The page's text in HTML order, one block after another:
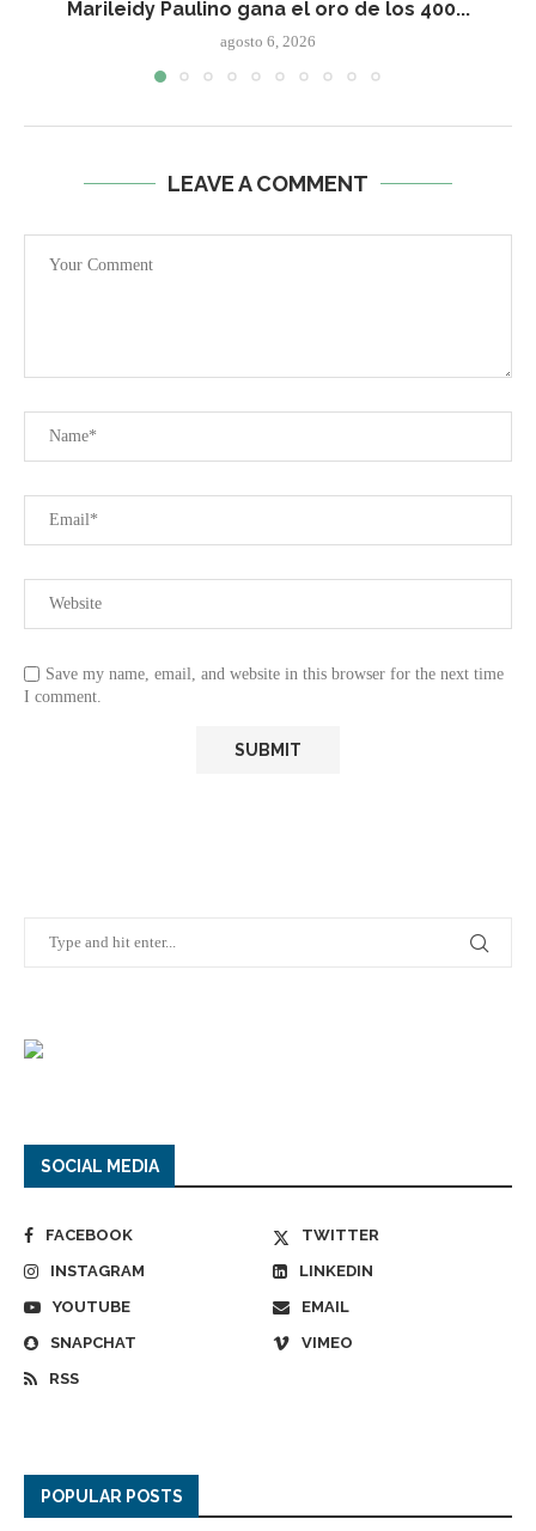
Marileidy Paulino gana el oro de los 400...
agosto 6, 2026
LEAVE A COMMENT
Save my name, email, and website in this browser for the next time
I comment.
SOCIAL MEDIA
FACEBOOK
TWITTER
INSTAGRAM
LINKEDIN
YOUTUBE
EMAIL
SNAPCHAT
VIMEO
RSS
POPULAR POSTS